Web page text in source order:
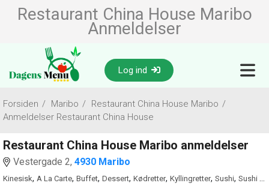
Restaurant China House Maribo
Anmeldelser
Log ind
Forsiden / Maribo / Restaurant China House Maribo /
Anmeldelser Restaurant China House
Restaurant China House Maribo anmeldelser
Vestergade 2, 4930 Maribo
Kinesisk, A La Carte, Buffet, Dessert, Kødretter, Kyllingretter, Sushi, Sushi Ad Libitum